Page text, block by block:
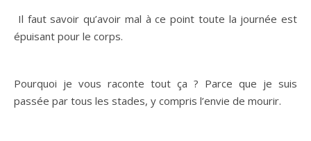
Il faut savoir qu’avoir mal à ce point toute la journée est
épuisant pour le corps.
Pourquoi je vous raconte tout ça ? Parce que je suis
passée par tous les stades, y compris l’envie de mourir.